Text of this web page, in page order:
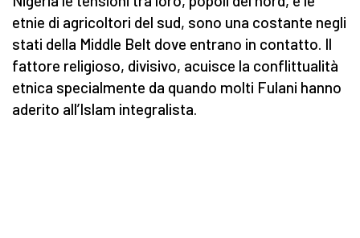
etnie di agricoltori del sud, sono una costante negli
stati della Middle Belt dove entrano in contatto. Il
fattore religioso, divisivo, acuisce la conflittualità
etnica specialmente da quando molti Fulani hanno
aderito all’Islam integralista.